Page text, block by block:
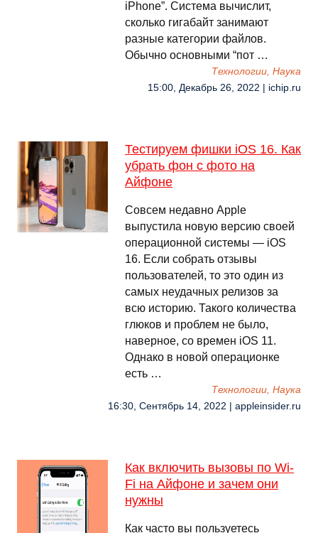
iPhone”. Система вычислит,
сколько гигабайт занимают
разные категории файлов.
Обычно основными “пот …
Технологии, Наука
15:00, Декабрь 26, 2022 | ichip.ru
Тестируем фишки iOS 16. Как
убрать фон с фото на
Айфоне
Совсем недавно Apple
выпустила новую версию своей
операционной системы — iOS
16. Если собрать отзывы
пользователей, то это один из
самых неудачных релизов за
всю историю. Такого количества
глюков и проблем не было,
наверное, со времен iOS 11.
Однако в новой операционке
есть …
Технологии, Наука
16:30, Сентябрь 14, 2022 | appleinsider.ru
Как включить вызовы по Wi-
Fi на Айфоне и зачем они
нужны
Как часто вы пользуетесь